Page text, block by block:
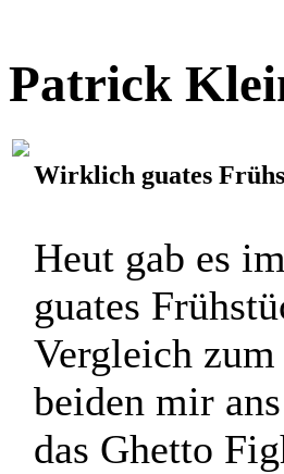
Patrick
Wirklich guates
Heut gab es
guates
Vergleich
beiden mir
das Ghetto